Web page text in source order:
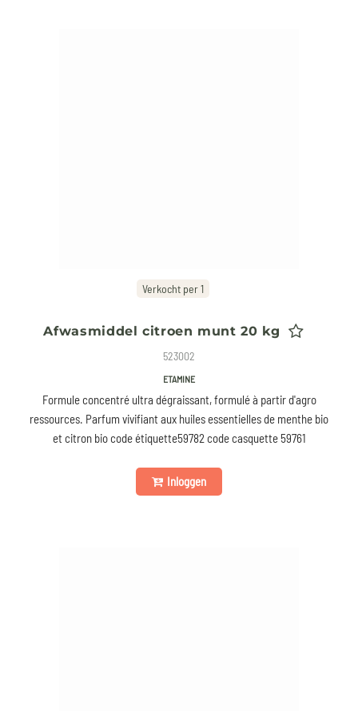
Verkocht per 1
Afwasmiddel citroen munt 20 kg
523002
ETAMINE
Formule concentré ultra dégraissant, formulé à partir d'agro
ressources. Parfum vivifiant aux huiles essentielles de menthe bio
et citron bio code étiquette59782 code casquette 59761
Inloggen